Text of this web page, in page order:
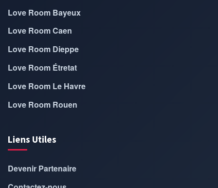
Love Room Bayeux
Love Room Caen
Love Room Dieppe
Love Room Étretat
Love Room Le Havre
Love Room Rouen
Liens Utiles
Devenir Partenaire